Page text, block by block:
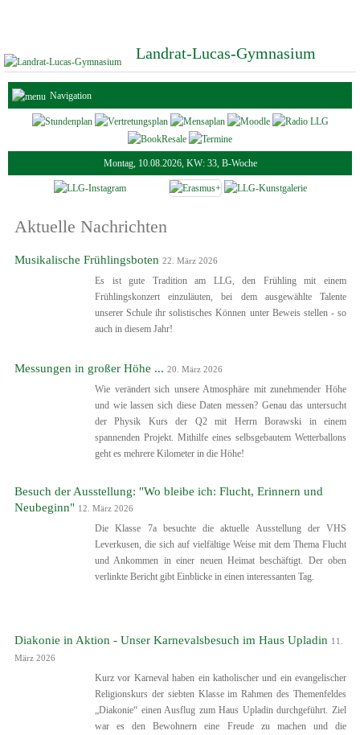
Landrat-Lucas-Gymnasium
Navigation
Montag, 10.08.2026, KW: 33, B-Woche
Aktuelle Nachrichten
Musikalische Frühlingsboten 22. März 2026
Es ist gute Tradition am LLG, den Frühling mit einem
Frühlingskonzert einzuläuten, bei dem ausgewählte Talente
unserer Schule ihr solistisches Können unter Beweis stellen - so
auch in diesem Jahr!
Messungen in großer Höhe ... 20. März 2026
Wie verändert sich unsere Atmosphäre mit zunehmender Höhe
und wie lassen sich diese Daten messen? Genau das untersucht
der Physik Kurs der Q2 mit Herrn Borawski in einem
spannenden Projekt. Mithilfe eines selbsgebautem Wetterballons
geht es mehrere Kilometer in die Höhe!
Besuch der Ausstellung: "Wo bleibe ich: Flucht, Erinnern und
Neubeginn" 12. März 2026
Die Klasse 7a besuchte die aktuelle Ausstellung der VHS
Leverkusen, die sich auf vielfältige Weise mit dem Thema Flucht
und Ankommen in einer neuen Heimat beschäftigt. Der oben
verlinkte Bericht gibt Einblicke in einen interessanten Tag.
Diakonie in Aktion - Unser Karnevalsbesuch im Haus Upladin 11.
März 2026
Kurz vor Karneval haben ein katholischer und ein evangelischer
Religionskurs der siebten Klasse im Rahmen des Themenfeldes
„Diakonie“ einen Ausflug zum Haus Upladin durchgeführt. Ziel
war es den Bewohnern eine Freude zu machen und die